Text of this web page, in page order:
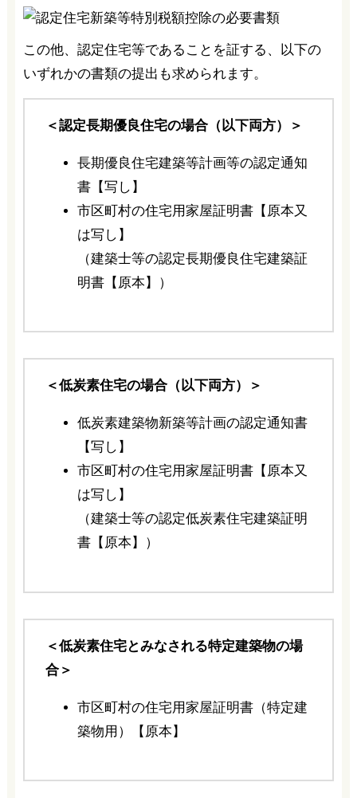
この他、認定住宅等であることを証する、以下の
いずれかの書類の提出も求められます。
＜認定長期優良住宅の場合（以下両方）＞
長期優良住宅建築等計画等の認定通知
書【写し】
市区町村の住宅用家屋証明書【原本又
は写し】
（建築士等の認定長期優良住宅建築証
明書【原本】）
＜低炭素住宅の場合（以下両方）＞
低炭素建築物新築等計画の認定通知書
【写し】
市区町村の住宅用家屋証明書【原本又
は写し】
（建築士等の認定低炭素住宅建築証明
書【原本】）
＜低炭素住宅とみなされる特定建築物の場
合＞
市区町村の住宅用家屋証明書（特定建
築物用）【原本】